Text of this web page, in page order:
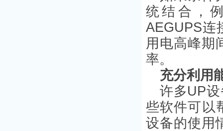
统结合，
AEGUPS连
用电高峰期
率。
充分利用
许多UP
些软件可以
设备的使用